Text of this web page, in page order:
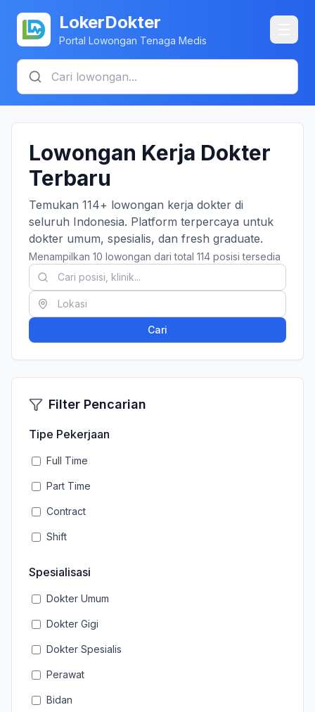
LokerDokter
Portal Lowongan Tenaga Medis
Lowongan Kerja Dokter
Terbaru
Temukan 114+ lowongan kerja dokter di
seluruh Indonesia. Platform terpercaya untuk
dokter umum, spesialis, dan fresh graduate.
Menampilkan 10 lowongan dari total 114 posisi tersedia
Cari
Filter Pencarian
Tipe Pekerjaan
Full Time
Part Time
Contract
Shift
Spesialisasi
Dokter Umum
Dokter Gigi
Dokter Spesialis
Perawat
Bidan